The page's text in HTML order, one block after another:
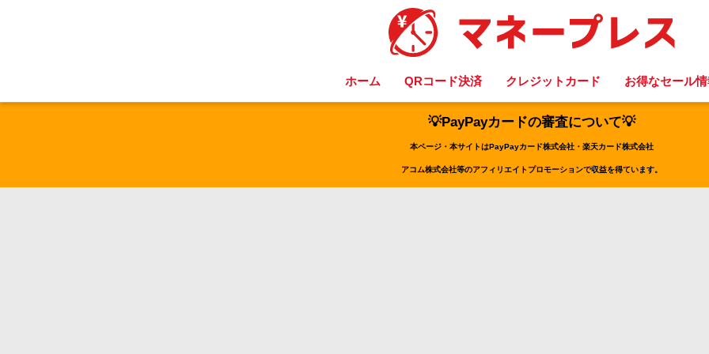
ホーム QRコード決済 クレジットカード お得なセール
💡PayPayカードの審査について💡
本ページ・本サイトはPayPayカード株式会社・楽天カード株式会社
アコム株式会社等のアフィリエイトプロモーションで収益を得ています。